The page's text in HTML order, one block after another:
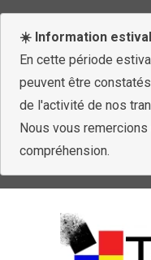
☀️ Information
En cette période
peuvent être
de l'activité de nos
Nous vous
compréhension.